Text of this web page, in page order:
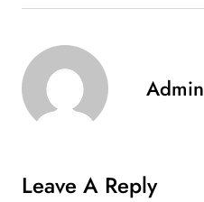
Admin
Leave A Reply